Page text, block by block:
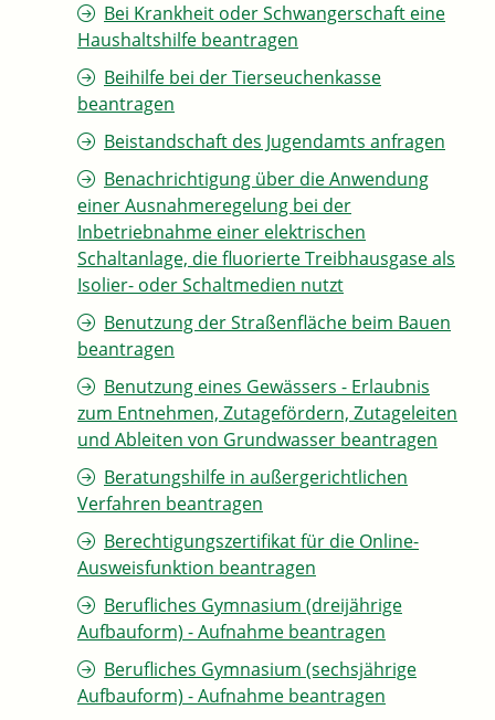
Bei Krankheit oder Schwangerschaft eine
Haushaltshilfe beantragen
Beihilfe bei der Tierseuchenkasse
beantragen
Beistandschaft des Jugendamts anfragen
Benachrichtigung über die Anwendung
einer Ausnahmeregelung bei der
Inbetriebnahme einer elektrischen
Schaltanlage, die fluorierte Treibhausgase als
Isolier- oder Schaltmedien nutzt
Benutzung der Straßenfläche beim Bauen
beantragen
Benutzung eines Gewässers - Erlaubnis
zum Entnehmen, Zutagefördern, Zutageleiten
und Ableiten von Grundwasser beantragen
Beratungshilfe in außergerichtlichen
Verfahren beantragen
Berechtigungszertifikat für die Online-
Ausweisfunktion beantragen
Berufliches Gymnasium (dreijährige
Aufbauform) - Aufnahme beantragen
Berufliches Gymnasium (sechsjährige
Aufbauform) - Aufnahme beantragen